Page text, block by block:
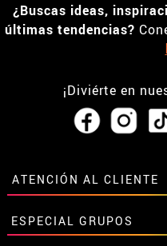
¿Buscas ideas,
últimas tendencias?
¡Diviérte en
ATENCIÓN AL CLIENTE
• Horario tienda IBI
•Descuento estudiantes
ESPECIAL GRUPOS